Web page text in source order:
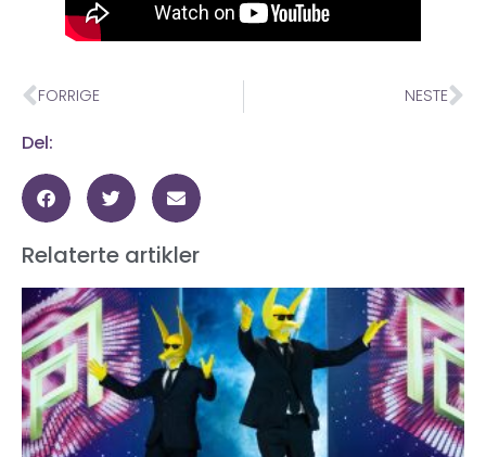
FORRIGE NESTE
Del:
Relaterte artikler